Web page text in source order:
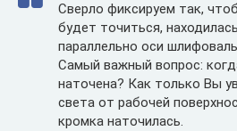
Сверло фиксируем так,
будет точиться,
параллельно оси
Самый важный вопрос:
наточена? Как только Вы
света от рабочей
кромка наточилась.